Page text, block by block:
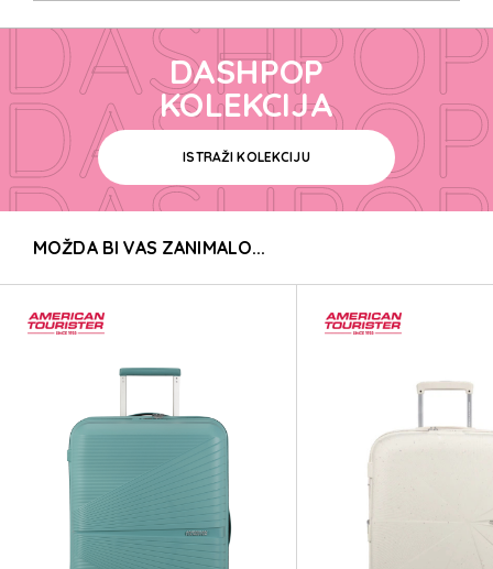
DASHPOP
DASHPOP
DASHPOP
DASHPOP
DASHPOP
DASHPOP
DASHPOP
KOLEKCIJA
ISTRAŽI KOLEKCIJU
MOŽDA BI VAS ZANIMALO...